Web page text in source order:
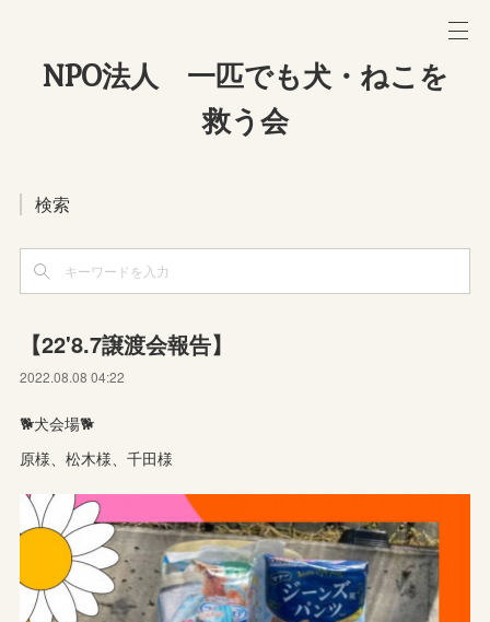
NPO法人 一匹でも犬・ねこを
救う会
検索
【22'8.7譲渡会報告】
2022.08.08 04:22
🐕犬会場🐕
原様、松木様、千田様